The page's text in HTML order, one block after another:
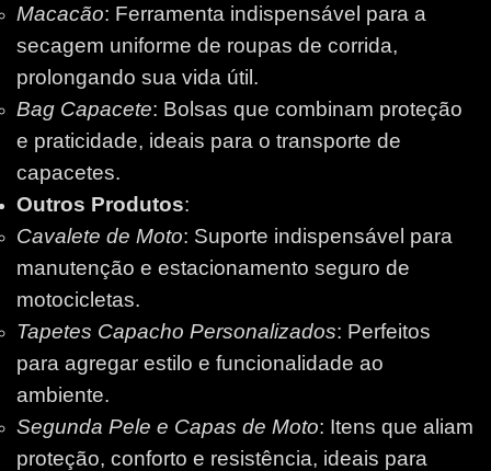
Macacão: Ferramenta indispensável para a
secagem uniforme de roupas de corrida,
prolongando sua vida útil.
Bag Capacete: Bolsas que combinam proteção
e praticidade, ideais para o transporte de
capacetes.
Outros Produtos:
Cavalete de Moto: Suporte indispensável para
manutenção e estacionamento seguro de
motocicletas.
Tapetes Capacho Personalizados: Perfeitos
para agregar estilo e funcionalidade ao
ambiente.
Segunda Pele e Capas de Moto: Itens que aliam
proteção, conforto e resistência, ideais para